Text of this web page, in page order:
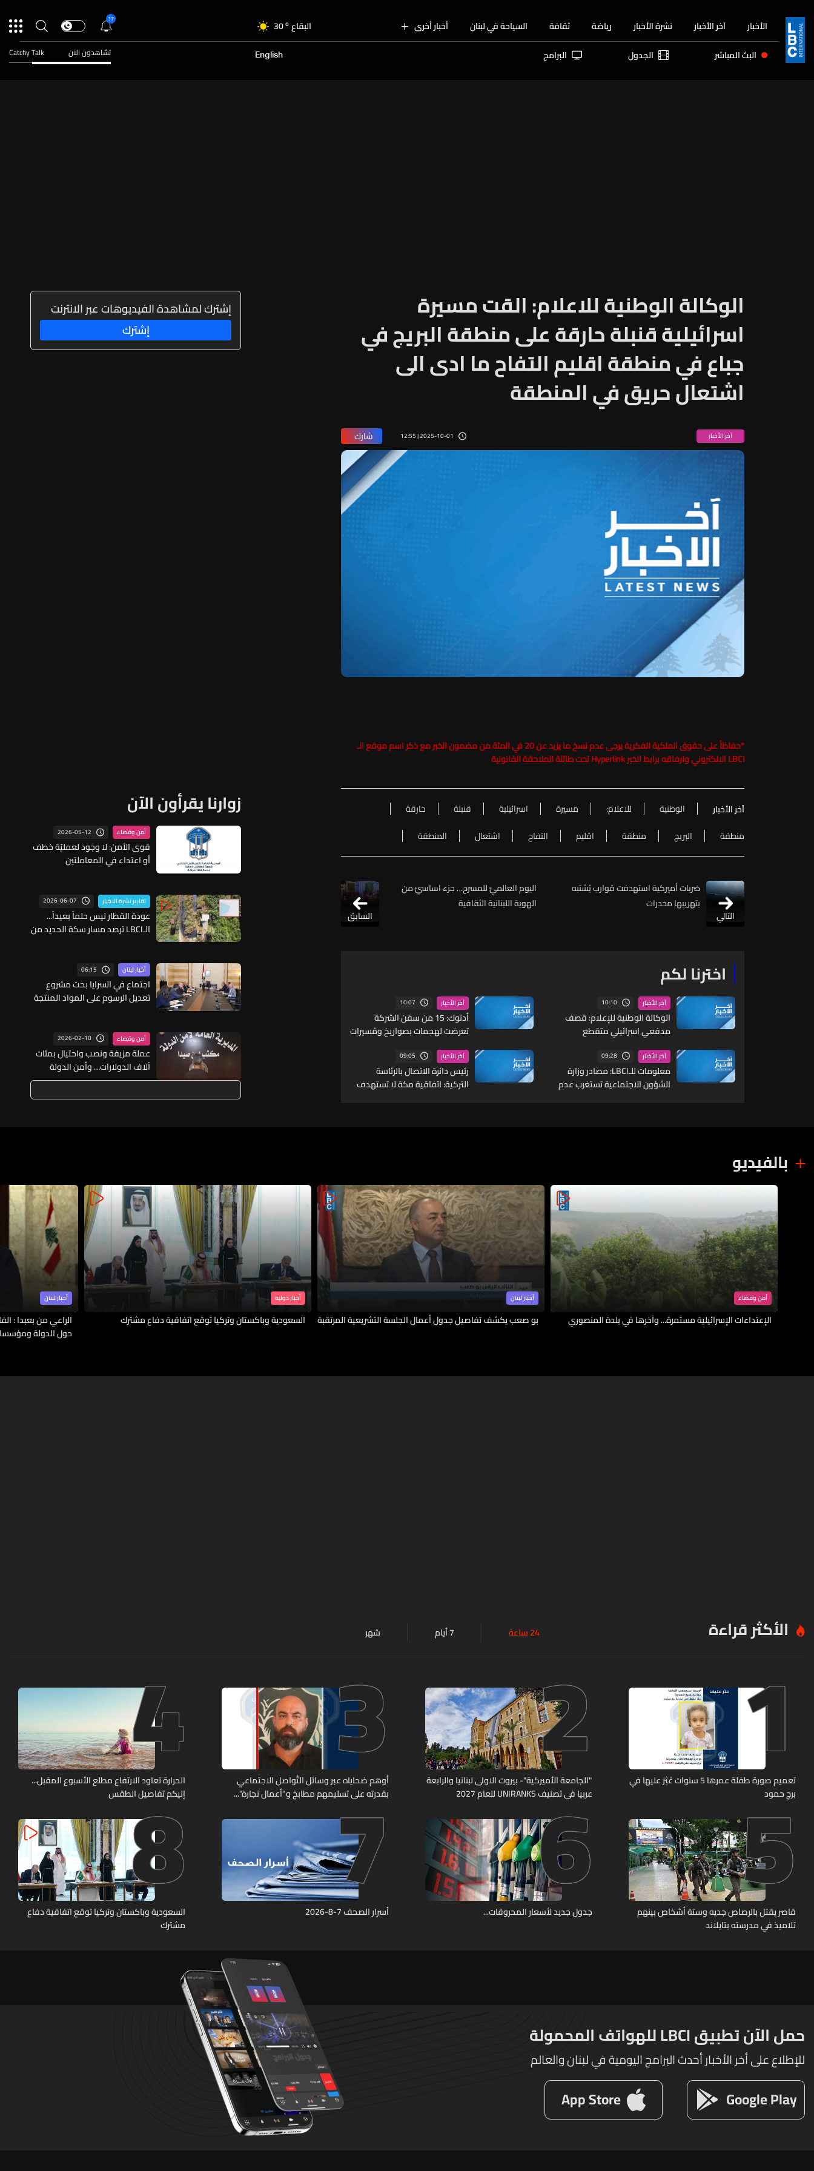
الأخبار آخر الأخبار نشرة الأخبار رياضة ثقافة السياحة في لبنان أخبار أخرى البقاع 30o
الجنوب 28o
29
17
البث المباشر الجدول البرامج English تشاهدون الآن Catchy Talk
الوكالة الوطنية للاعلام: القت مسيرة
اسرائيلية قنبلة حارقة على منطقة البريج في
جباع في منطقة اقليم التفاح ما ادى الى
اشتعال حريق في المنطقة
آخر الأخبار 2025-10-01 | 12:55 شارك
*
حفاظاً على حقوق الملكية الفكرية يرجى عدم نسخ ما يزيد عن 20 في المئة من مضمون الخبر مع ذكر اسم موقع الـ
LBCI الالكتروني وارفاقه برابط الخبر Hyperlink تحت طائلة الملاحقة القانونية
آخر الأخبار الوطنية للاعلام: مسيرة اسرائيلية قنبلة
حارقة
منطقة
البريج منطقة اقليم التفاح اشتعال المنطقة
التالي
ضربات أميركية استهدفت قوارب يُشتبه
بتهريبها مخدرات
اليوم العالميّ للمسرح… جزء اساسيّ من
الهوية اللبنانية الثقافية
السابق
اخترنا لكم
آخر الأخبار 10:10
الوكالة الوطنية للإعلام: قصف
مدفعي اسرائيلي متقطع
الشرقية لجهة ميفدون
آخر الأخبار 10:07
أدنوك: 15 من سفن الشركة
تعرضت لهجمات بصواريخ ومُسيرات
الحرب
آخر الأخبار 09:28
معلومات للـLBCI: مصادر وزارة
الشؤون الاجتماعية تستغرب عدم
آخر الأخبار 09:05
رئيس دائرة الاتصال بالرئاسة
التركية: اتفاقية مكة لا تستهدف
إشترك لمشاهدة الفيديوهات عبر الانترنت
إشترك
زوارنا يقرأون الآن
أمن وقضاء 2026-05-12
قوى الأمن: لا وجود لعمليّة خطف
أو اعتداء في المعاملتين
تقارير نشرة الاخبار 2026-06-07
عودة القطار ليس حلماً بعيداً...
الـLBCI ترصد مسار سكة الحديد من
أخبار لبنان 06:15
اجتماع في السرايا بحث مشروع
تعديل الرسوم على المواد المنتجة
العبء عن كاهل المواطن
أمن وقضاء 2026-02-10
عملة مزيفة ونصب واحتيال بمئات
آلاف الدولارات… وأمن الدولة
يوقف المتورّط
بالفيديو
أمن وقضاء
الإعتداءات الإسرائيلية مستمرة... وآخرها في بلدة المنصوري
أخبار لبنان
بو صعب يكشف تفاصيل جدول أعمال الجلسة التشريعية المرتقبة
أخبار دولية
السعودية وباكستان وتركيا توقع اتفاقية دفاع مشترك
أخبار لبنان
الراعي من بعبدا :
حول الدولة
الأكثر قراءة 24 ساعة 7 أيام شهر 1
تعميم صورة طفلة عمرها 5 سنوات عُثِرَ عليها في
برج حمود
2
"الجامعة الأميركية"- بيروت الاولى لبنانيا والرابعة
عربيا في تصنيف UNIRANKS للعام 2027
3
أوهم ضحاياه عبر وسائل التّواصل الاجتماعي
بقدرته على تسليمهم مطابخ و"أعمال نجارة"...
4
الحرارة تعاود الارتفاع مطلع الأسبوع المقبل...
إليكم تفاصيل الطقس
5
قاصر يقتل بالرصاص جديه وستة أشخاص بينهم
تلاميذ في مدرسته بتايلاند
6
جدول جديد لأسعار المحروقات... 7
أسرار الصحف 7-8-2026 8
السعودية وباكستان وتركيا توقع اتفاقية دفاع
مشترك
حمل الآن تطبيق LBCI للهواتف المحمولة
للإطلاع على أخر الأخبار أحدث البرامج اليومية في لبنان والعالم
Google Play
App Store